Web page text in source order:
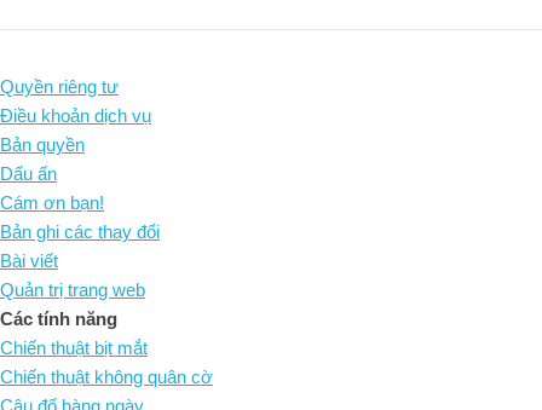
Quyền riêng tư
Điều khoản dịch vụ
Bản quyền
Dấu ấn
Cám ơn bạn!
Bản ghi các thay đổi
Bài viết
Quản trị trang web
Các tính năng
Chiến thuật bịt mắt
Chiến thuật không quân cờ
Câu đố hàng ngày